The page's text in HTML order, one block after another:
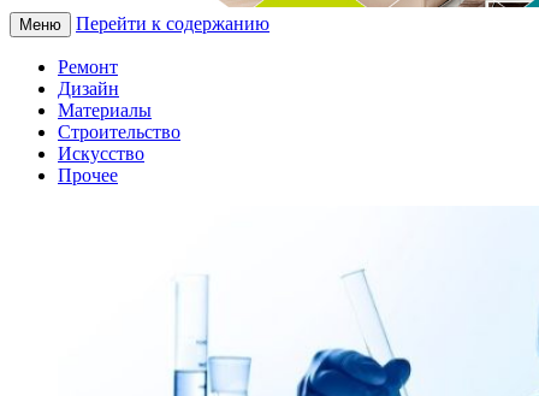
Меню Перейти к содержанию
Ремонт
Дизайн
Материалы
Строительство
Искусство
Прочее